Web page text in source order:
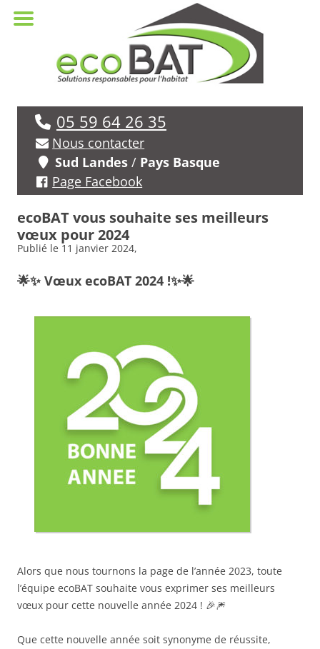
05 59 64 26 35
Nous contacter
Sud Landes / Pays Basque
Page Facebook
ecoBAT vous souhaite ses meilleurs
vœux pour 2024
Publié le 11 janvier 2024,
🌟✨ Vœux ecoBAT 2024 !✨🌟
Alors que nous tournons la page de l’année 2023, toute
l’équipe ecoBAT souhaite vous exprimer ses meilleurs
vœux pour cette nouvelle année 2024 ! 🎉🎆
Que cette nouvelle année soit synonyme de réussite,